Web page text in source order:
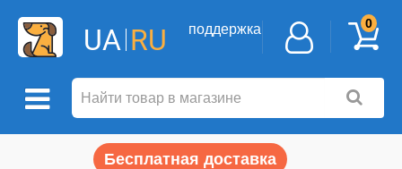
UA RU поддержка 0
Бесплатная доставка